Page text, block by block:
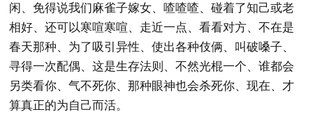
闲、免得说我们麻雀子嫁女、喳喳喳、碰着了知己或老
相好、还可以寒喧寒喧、走近一点、看看对方、不在是
春天那种、为了吸引异性、使出各种伎俩、叫破嗓子、
寻得一次配偶、这是生存法则、不然光棍一个、谁都会
另类看你、气不死你、那种眼神也会杀死你、现在、才
算真正的为自己而活。